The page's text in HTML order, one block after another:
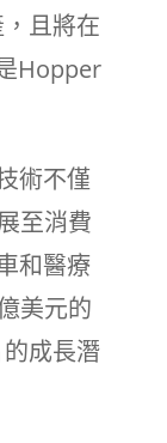
且將在
Hopper
術不僅
至消費
和醫療
美元的
成長潛